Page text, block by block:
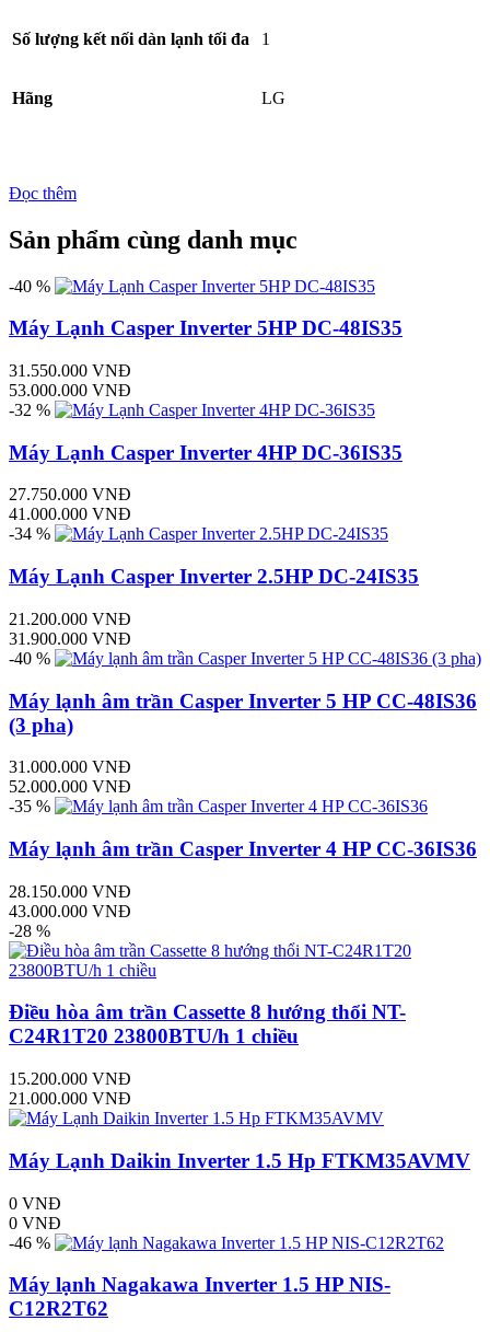
Số lượng kết nối dàn lạnh tối đa 1
Hãng LG
Đọc thêm
Sản phẩm cùng danh mục
-40 %
Máy Lạnh Casper Inverter 5HP DC-48IS35
31.550.000 VNĐ
53.000.000 VNĐ
-32 %
Máy Lạnh Casper Inverter 4HP DC-36IS35
27.750.000 VNĐ
41.000.000 VNĐ
-34 %
Máy Lạnh Casper Inverter 2.5HP DC-24IS35
21.200.000 VNĐ
31.900.000 VNĐ
-40 %
Máy lạnh âm trần Casper Inverter 5 HP CC-48IS36
(3 pha)
31.000.000 VNĐ
52.000.000 VNĐ
-35 %
Máy lạnh âm trần Casper Inverter 4 HP CC-36IS36
28.150.000 VNĐ
43.000.000 VNĐ
-28 %
Điều hòa âm trần Cassette 8 hướng thổi NT-
C24R1T20 23800BTU/h 1 chiều
15.200.000 VNĐ
21.000.000 VNĐ
Máy Lạnh Daikin Inverter 1.5 Hp FTKM35AVMV
0 VNĐ
0 VNĐ
-46 %
Máy lạnh Nagakawa Inverter 1.5 HP NIS-
C12R2T62